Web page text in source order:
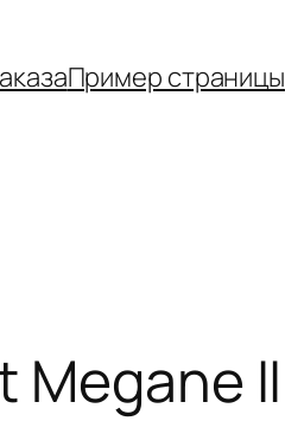
Пример страницы
Megane II